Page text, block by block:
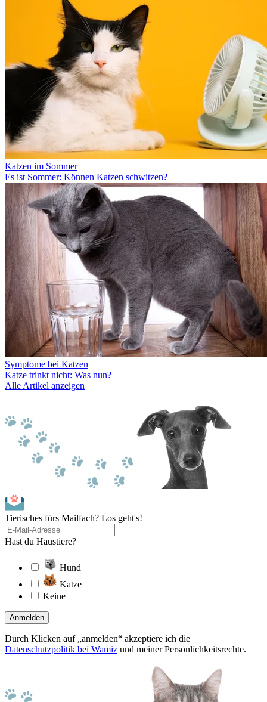
Katzen im Sommer
Es ist Sommer: Können Katzen schwitzen?
Symptome bei Katzen
Katze trinkt nicht: Was nun?
Alle Artikel anzeigen
Tierisches fürs Mailfach? Los geht's!
Hast du Haustiere?
Hund
Katze
Keine
Anmelden
Durch Klicken auf „anmelden“ akzeptiere ich die
Datenschutzpolitik bei Wamiz und meiner Persönlichkeitsrechte.